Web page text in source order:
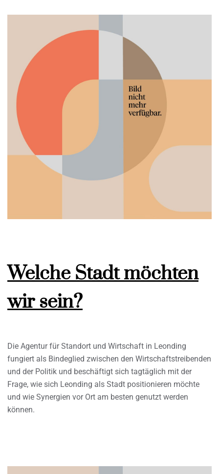
Welche Stadt möchten
wir sein?
Die Agentur für Standort und Wirtschaft in Leonding
fungiert als Bindeglied zwischen den Wirtschaftstreibenden
und der Politik und beschäftigt sich tagtäglich mit der
Frage, wie sich Leonding als Stadt positionieren möchte
und wie Synergien vor Ort am besten genutzt werden
können.